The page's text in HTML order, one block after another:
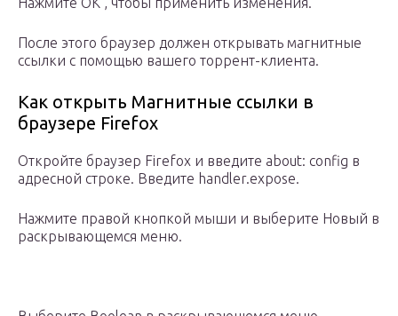
После этого браузер должен открывать магнитные
ссылки с помощью вашего торрент-клиента.
Как открыть Магнитные ссылки в
браузере Firefox
Откройте браузер Firefox и введите about: config в
адресной строке. Введите handler.expose.
Нажмите правой кнопкой мыши и выберите Новый в
раскрывающемся меню.